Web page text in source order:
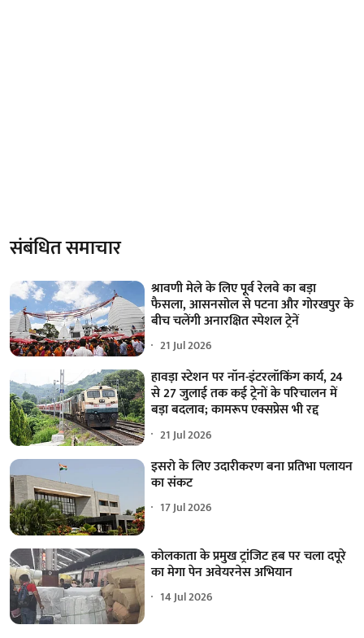
संबंधित समाचार
श्रावणी मेले के लिए पूर्व रेलवे का बड़ा
फैसला, आसनसोल से पटना और गोरखपुर के
बीच चलेंगी अनारक्षित स्पेशल ट्रेनें
21 Jul 2026
हावड़ा स्टेशन पर नॉन-इंटरलॉकिंग कार्य, 24
से 27 जुलाई तक कई ट्रेनों के परिचालन में
बड़ा बदलाव; कामरूप एक्सप्रेस भी रद्द
21 Jul 2026
इसरो के लिए उदारीकरण बना प्रतिभा पलायन
का संकट
17 Jul 2026
कोलकाता के प्रमुख ट्रांजिट हब पर चला दपूरे
का मेगा पेन अवेयरनेस अभियान
14 Jul 2026